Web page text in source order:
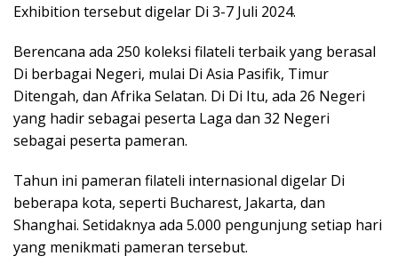
Exhibition tersebut digelar Di 3-7 Juli 2024.
Berencana ada 250 koleksi filateli terbaik yang berasal
Di berbagai Negeri, mulai Di Asia Pasifik, Timur
Ditengah, dan Afrika Selatan. Di Di Itu, ada 26 Negeri
yang hadir sebagai peserta Laga dan 32 Negeri
sebagai peserta pameran.
Tahun ini pameran filateli internasional digelar Di
beberapa kota, seperti Bucharest, Jakarta, dan
Shanghai. Setidaknya ada 5.000 pengunjung setiap hari
yang menikmati pameran tersebut.